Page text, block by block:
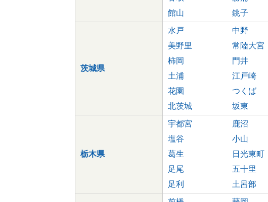
館山
銚子
茨城県
水戸 中野
美野里
常陸大宮
柿岡
門井
土浦
江戸崎
花園
つくば
北茨城
坂東
栃木県
宇都宮 鹿沼
塩谷
小山
葛生
日光東町
足尾
五十里
足利
土呂部